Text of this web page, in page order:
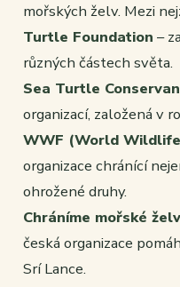
mořských želv. Mezi
Turtle Foundation –
různých částech světa.
Sea Turtle
organizací, založená v
WWF (World
organizace chránící
ohrožené druhy.
Chráníme mořské
česká organizace
Srí Lance.